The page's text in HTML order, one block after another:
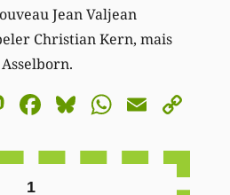
Jean Valjean
Christian Kern, mais
Mastodon
Facebook
BlueskyEmail
1